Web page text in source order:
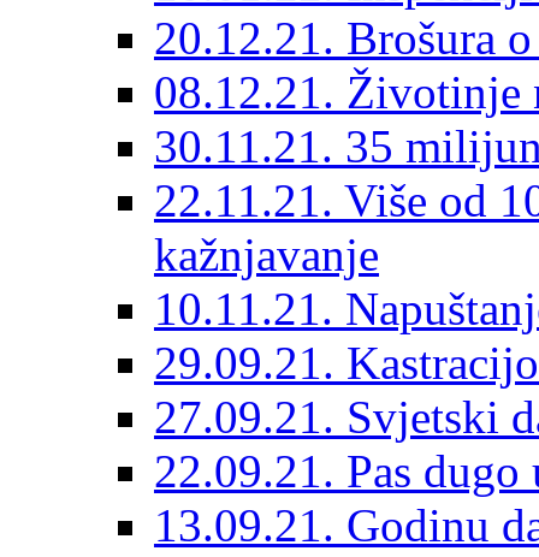
20.12.21. Brošura
08.12.21.
30.11.21. 35
22.11.21. Više od
kažnjavanje
10.11.21.
29.09.21.
27.09.21. Svjetski
22.09.21. Pas
13.09.21. Godinu